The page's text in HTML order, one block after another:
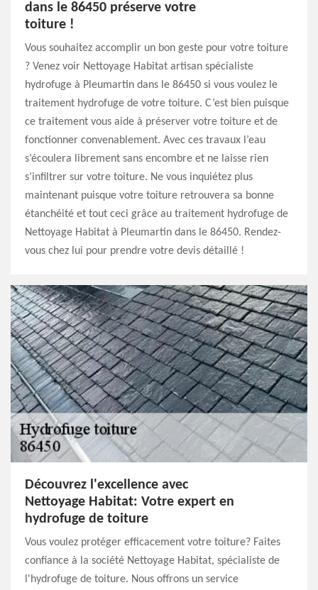
dans le 86450 préserve votre
toiture !
Vous souhaitez accomplir un bon geste pour votre toiture
? Venez voir Nettoyage Habitat artisan spécialiste
hydrofuge à Pleumartin dans le 86450 si vous voulez le
traitement hydrofuge de votre toiture. C’est bien puisque
ce traitement vous aide à préserver votre toiture et de
fonctionner convenablement. Avec ces travaux l’eau
s’écoulera librement sans encombre et ne laisse rien
s’infiltrer sur votre toiture. Ne vous inquiétez plus
maintenant puisque votre toiture retrouvera sa bonne
étanchéité et tout ceci grâce au traitement hydrofuge de
Nettoyage Habitat à Pleumartin dans le 86450. Rendez-
vous chez lui pour prendre votre devis détaillé !
Découvrez l'excellence avec
Nettoyage Habitat: Votre expert en
hydrofuge de toiture
Vous voulez protéger efficacement votre toiture? Faites
confiance à la société Nettoyage Habitat, spécialiste de
l'hydrofuge de toiture. Nous offrons un service